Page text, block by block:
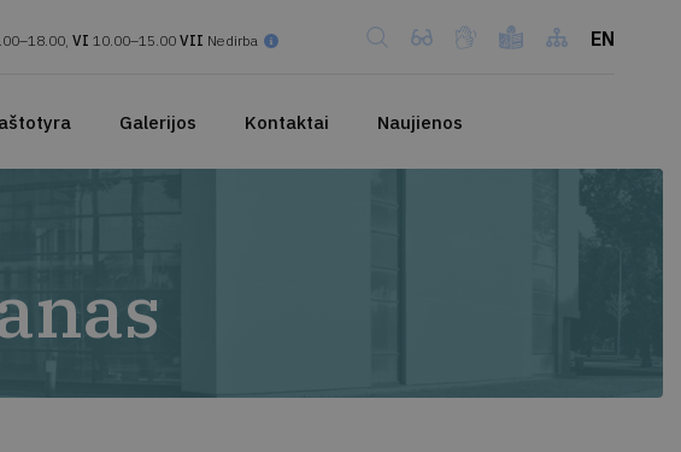
VI 10.00–15.00 VII Nedirba EN
Galerijos Kontaktai Naujienos